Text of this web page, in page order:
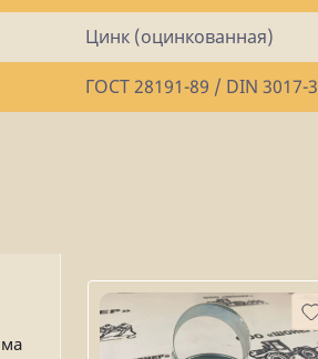
Цинк (оцинкованная)
ГОСТ 28191-89 / DIN 3017-3